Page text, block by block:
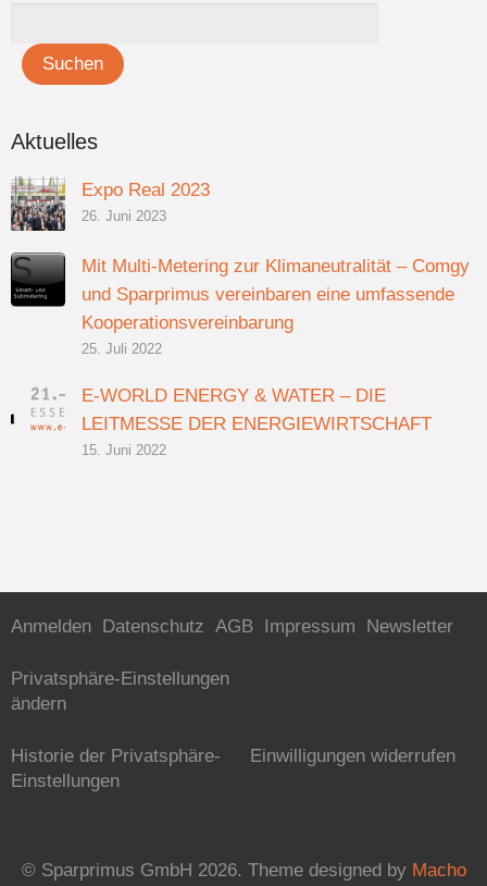
Aktuelles
Expo Real 2023
26. Juni 2023
Mit Multi-Metering zur Klimaneutralität – Comgy
und Sparprimus vereinbaren eine umfassende
Kooperationsvereinbarung
25. Juli 2022
E-WORLD ENERGY & WATER – DIE
LEITMESSE DER ENERGIEWIRTSCHAFT
15. Juni 2022
Anmelden Datenschutz AGB Impressum Newsletter
Privatsphäre-Einstellungen
ändern
Historie der Privatsphäre-
Einstellungen
Einwilligungen widerrufen
© Sparprimus GmbH 2026. Theme designed by Macho